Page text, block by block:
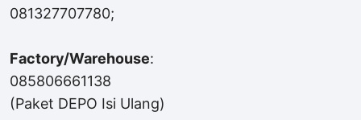
081327707780;
Factory/Warehouse:
085806661138
(Paket DEPO Isi Ulang)